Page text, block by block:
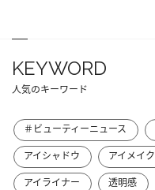
KEYWORD
人気のキーワード
＃ビューティーニュース
アイシャドウ
アイメイク
アイライナー
透明感